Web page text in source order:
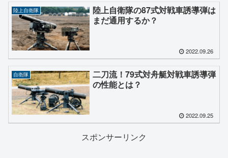
陸上自衛隊
陸上自衛隊の87式対戦車誘導弾は
まだ通用するか？
2022.09.26
自衛隊
二刀流！79式対舟艇対戦車誘導弾
の性能とは？
2022.09.25
スポンサーリンク